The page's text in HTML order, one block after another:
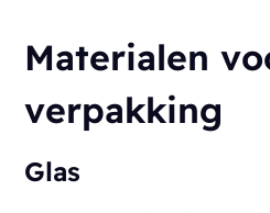
Materialen
verpakking
Glas